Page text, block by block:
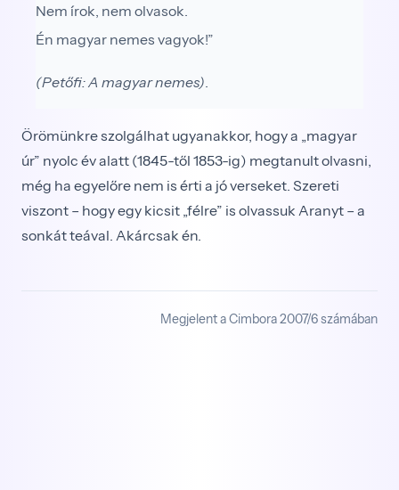
Nem írok, nem olvasok.
Én magyar nemes vagyok!”
(Petőfi: A magyar nemes)
Örömünkre szolgálhat ugyanakkor, hogy a „ma­gyar
úr” nyolc év alatt (1845-től 1853-ig) megtanult olvasni,
még ha egyelőre nem is érti a jó verseket. Szereti
viszont – hogy egy kicsit „félre” is olvassuk Aranyt – a
sonkát teával. Akárcsak én.
Megjelent a Cimbora 2007/6 számában